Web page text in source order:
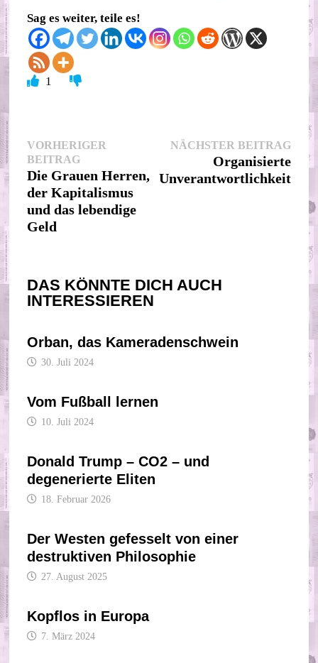
Sag es weiter, teile es!
1
Beitragsnavigation
VORHERIGER
BEITRAGVorheriger
Beitrag:
Die Grauen Herren,
der Kapitalismus
und das lebendige
Geld
NÄCHSTER BEITRAG
Organisierte
Unverantwortlichkeit
DAS KÖNNTE DICH AUCH
INTERESSIEREN
Orban, das Kameradenschwein
30. Juli 2024
Vom Fußball lernen
10. Juli 2024
Donald Trump – CO2 – und
degenerierte Eliten
18. Februar 2026
Der Westen gefesselt von einer
destruktiven Philosophie
27. August 2025
Kopflos in Europa
7. März 2024